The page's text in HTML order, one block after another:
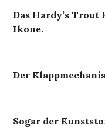
Das Hardy’s Trout
Ikone.
Der
Sogar der